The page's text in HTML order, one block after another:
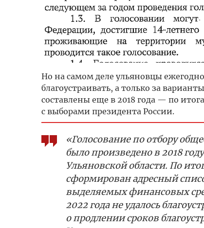
Но на самом деле ульяновцы
благоустраивать, а только за
составлены еще в 2018 года — по
с выборами президента России.
«Голосование по отбору
было произведено в 2018
Ульяновской области. По
сформирован адресный
выделяемых финансовых
2022 года не удалось
о продлении сроков